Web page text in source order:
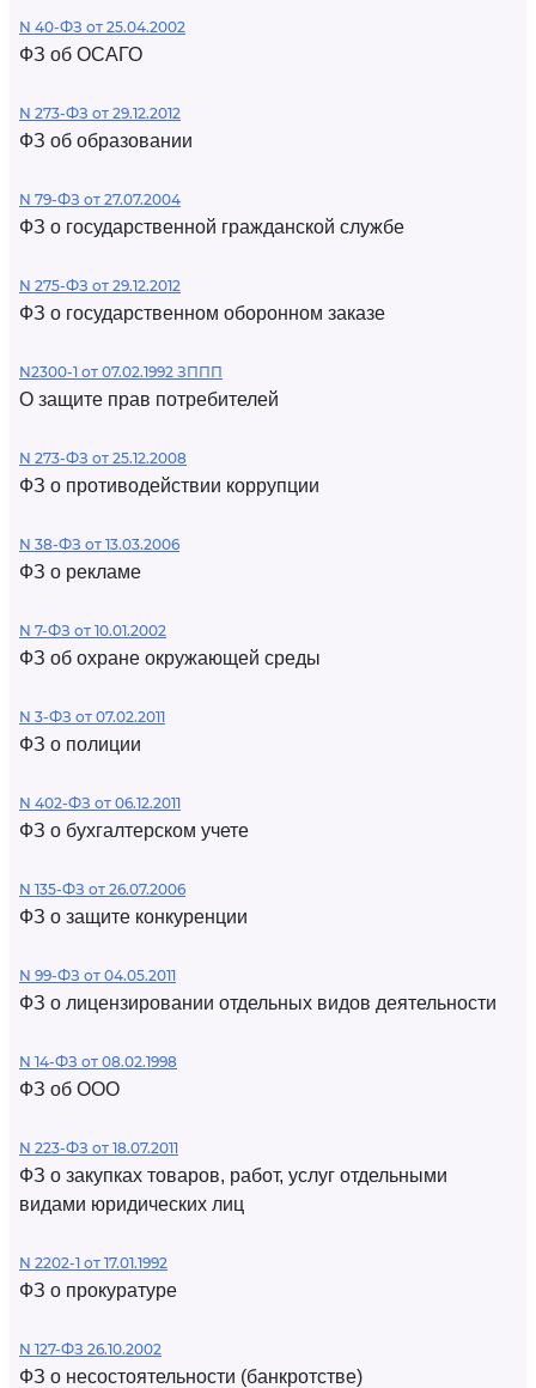
N 40-ФЗ от 25.04.2002
ФЗ об ОСАГО
N 273-ФЗ от 29.12.2012
ФЗ об образовании
N 79-ФЗ от 27.07.2004
ФЗ о государственной гражданской службе
N 275-ФЗ от 29.12.2012
ФЗ о государственном оборонном заказе
N2300-1 от 07.02.1992 ЗППП
О защите прав потребителей
N 273-ФЗ от 25.12.2008
ФЗ о противодействии коррупции
N 38-ФЗ от 13.03.2006
ФЗ о рекламе
N 7-ФЗ от 10.01.2002
ФЗ об охране окружающей среды
N 3-ФЗ от 07.02.2011
ФЗ о полиции
N 402-ФЗ от 06.12.2011
ФЗ о бухгалтерском учете
N 135-ФЗ от 26.07.2006
ФЗ о защите конкуренции
N 99-ФЗ от 04.05.2011
ФЗ о лицензировании отдельных видов деятельности
N 14-ФЗ от 08.02.1998
ФЗ об ООО
N 223-ФЗ от 18.07.2011
ФЗ о закупках товаров, работ, услуг отдельными
видами юридических лиц
N 2202-1 от 17.01.1992
ФЗ о прокуратуре
N 127-ФЗ 26.10.2002
ФЗ о несостоятельности (банкротстве)